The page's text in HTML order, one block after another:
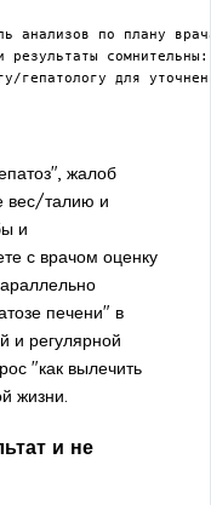
анализов по плану
результаты сомнительны:
гепатологу для
жалоб
вес/талию и
и
с врачом оценку
печени" в
и регулярной
"как вылечить
жизни.
и не